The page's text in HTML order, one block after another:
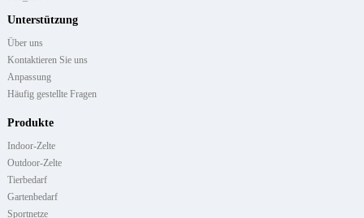
Unterstützung
Über uns
Kontaktieren Sie uns
Anpassung
Häufig gestellte Fragen
Produkte
Indoor-Zelte
Outdoor-Zelte
Tierbedarf
Gartenbedarf
Sportnetze